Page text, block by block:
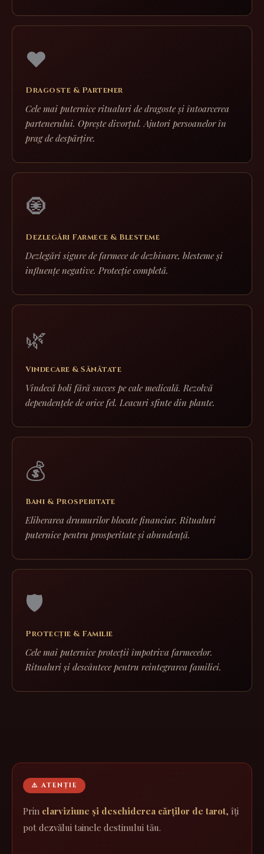
❤️
Dragoste & Partener
Cele mai puternice ritualuri de dragoste și întoarcerea
partenerului. Oprește divorțul. Ajutori persoanelor în
prag de despărțire.
🧿
Dezlegări Farmece & Blesteme
Dezlegări sigure de farmece de dezbinare, blesteme și
influențe negative. Protecție completă.
🌿
Vindecare & Sănătate
Vindecă boli fără succes pe cale medicală. Rezolvă
dependențele de orice fel. Leacuri sfinte din plante.
💰
Bani & Prosperitate
Eliberarea drumurilor blocate financiar. Ritualuri
puternice pentru prosperitate și abundență.
🛡️
Protecție & Familie
Cele mai puternice protecții împotriva farmecelor.
Ritualuri și descântece pentru reintegrarea familiei.
⚠️ ATENȚIE
Prin clarviziune și deschiderea cărților de tarot, îți
pot dezvălui tainele destinului tău.